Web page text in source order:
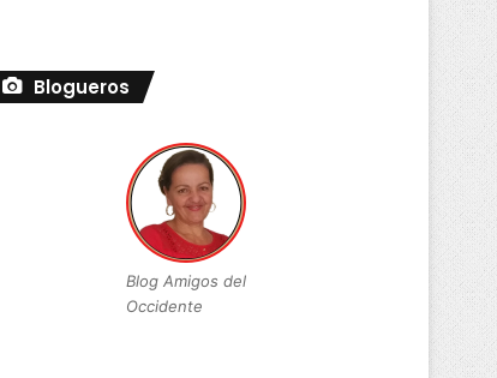
Blogueros
Blog Amigos del
Occidente